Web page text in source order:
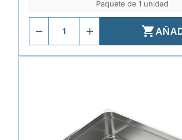
Paquete de 1 unidad
